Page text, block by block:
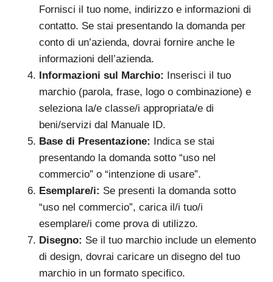
Fornisci il tuo nome, indirizzo e informazioni di
contatto. Se stai presentando la domanda per
conto di un’azienda, dovrai fornire anche le
informazioni dell’azienda.
Informazioni sul Marchio:
Inserisci il tuo
marchio (parola, frase, logo o combinazione) e
seleziona la/e classe/i appropriata/e di
beni/servizi dal Manuale ID.
Base di Presentazione:
Indica se stai
presentando la domanda sotto “uso nel
commercio” o “intenzione di usare”.
Esemplare/i: Se presenti la domanda sotto
“uso nel commercio”, carica il/i tuo/i
esemplare/i come prova di utilizzo.
Disegno: Se il tuo marchio include un elemento
di design, dovrai caricare un disegno del tuo
marchio in un formato specifico.